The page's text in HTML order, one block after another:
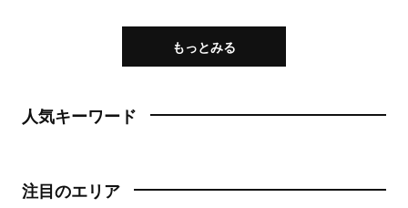
もっとみる
人気キーワード
注目のエリア